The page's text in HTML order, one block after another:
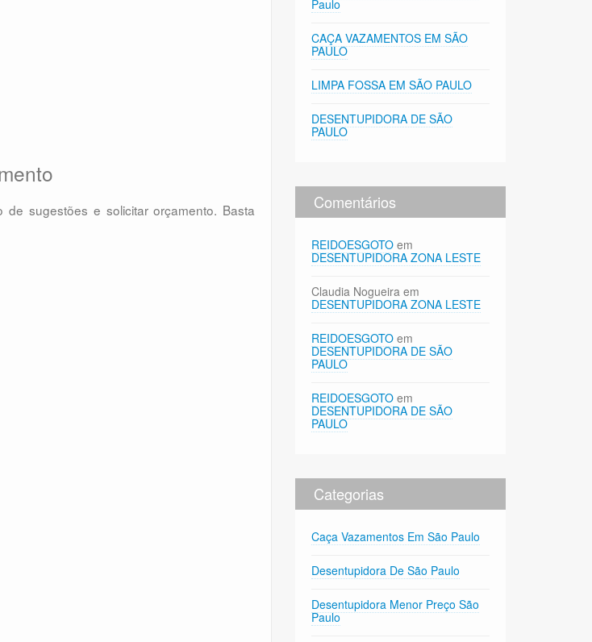
sugestões e solicitar orçamento. Basta
Paulo
CAÇA VAZAMENTOS EM SÃO
PAULO
LIMPA FOSSA EM SÃO PAULO
DESENTUPIDORA DE SÃO
PAULO
Comentários
REIDOESGOTO em
DESENTUPIDORA ZONA LESTE
Claudia Nogueira em
DESENTUPIDORA ZONA LESTE
REIDOESGOTO em
DESENTUPIDORA DE SÃO
PAULO
REIDOESGOTO em
DESENTUPIDORA DE SÃO
PAULO
Categorias
Caça Vazamentos Em São Paulo
Desentupidora De São Paulo
Desentupidora Menor Preço São
Paulo